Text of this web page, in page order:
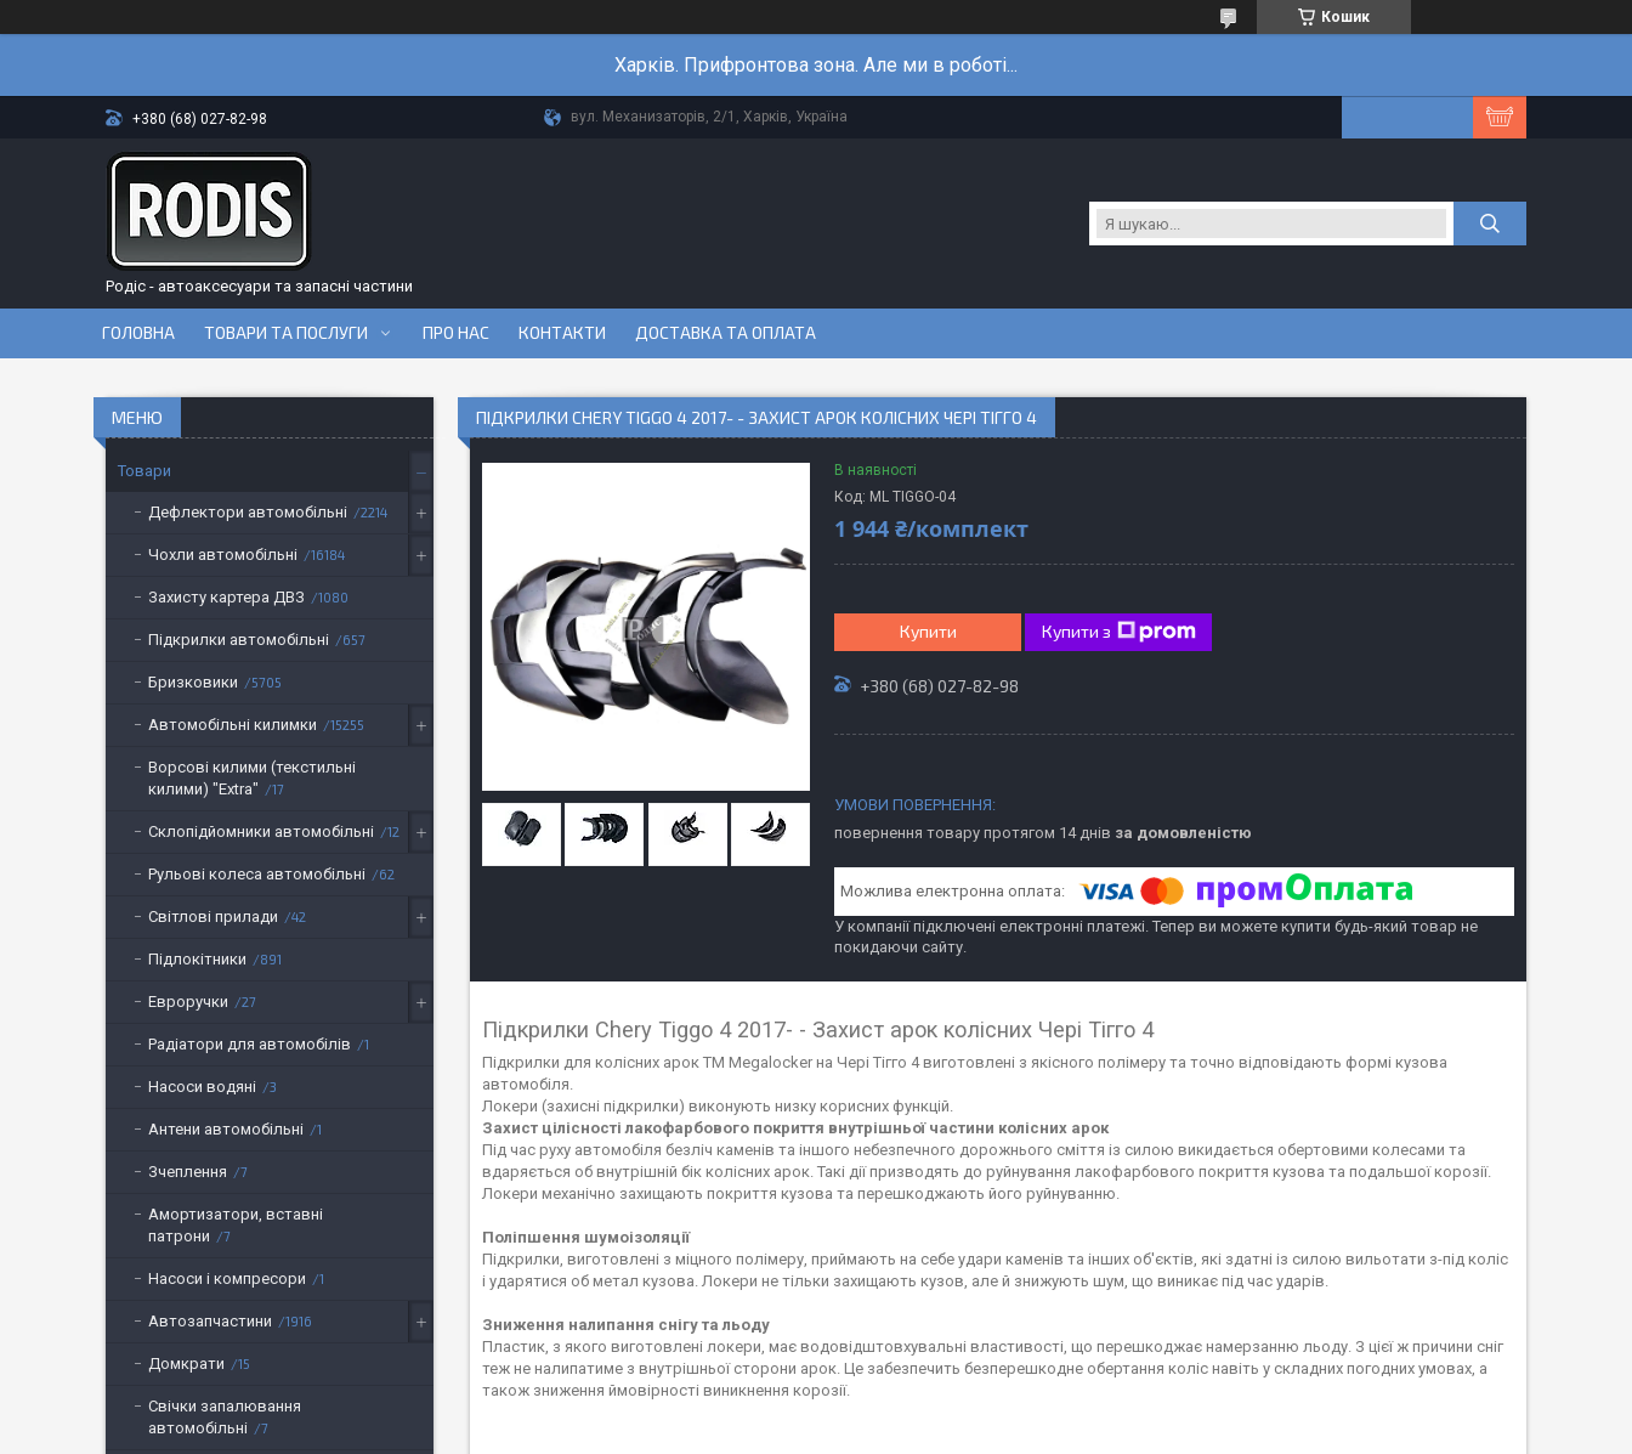
Кошик
Харків. Прифронтова зона. Але ми в роботі...
+380 (68) 027-82-98 вул. Механизаторів, 2/1, Харків, Україна
Родіс - автоаксесуари та запасні частини
ГОЛОВНА ТОВАРИ ТА ПОСЛУГИ ПРО НАС КОНТАКТИ ДОСТАВКА ТА ОПЛАТА
ПІДКРИЛКИ CHERY TIGGO 4 2017- - ЗАХИСТ АРОК КОЛІСНИХ ЧЕРІ ТІГГО 4
В наявності
Код: ML TIGGO-04
1 944 ₴/комплект
Купити Купити з
+380 (68) 027-82-98
повернення товару протягом 14 днів за домовленістю
У компанії підключені електронні платежі. Тепер ви можете купити будь-який товар не
покидаючи сайту.
Підкрилки Chery Tiggo 4 2017- - Захист арок колісних Чері Тігго 4
Підкрилки для колісних арок ТМ Megalocker на Чері Тігго 4 виготовлені з якісного полімеру та точно відповідають формі кузова
автомобіля.
Локери (захисні підкрилки) виконують низку корисних функцій.
Захист цілісності лакофарбового покриття внутрішньої частини колісних арок
Під час руху автомобіля безліч каменів та іншого небезпечного дорожнього сміття із силою викидається обертовими колесами та
вдаряється об внутрішній бік колісних арок. Такі дії призводять до руйнування лакофарбового покриття кузова та подальшої корозії.
Локери механічно захищають покриття кузова та перешкоджають його руйнуванню.
Поліпшення шумоізоляції
Підкрилки, виготовлені з міцного полімеру, приймають на себе удари каменів та інших об'єктів, які здатні із силою вильотати з-під коліс
і ударятися об метал кузова. Локери не тільки захищають кузов, але й знижують шум, що виникає під час ударів.
Зниження налипання снігу та льоду
Пластик, з якого виготовлені локери, має водовідштовхувальні властивості, що перешкоджає намерзанню льоду. З цієї ж причини сніг
теж не налипатиме з внутрішньої сторони арок. Це забезпечить безперешкодне обертання коліс навіть у складних погодних умовах, а
також зниження ймовірності виникнення корозії.
Товари
Дефлектори автомобільні 2214
Чохли автомобільні 16184
Захисту картера ДВЗ 1080
Підкрилки автомобільні 657
Бризковики 5705
Автомобільні килимки 15255
Ворсові килими (текстильні
килими) "Extra"
17
Склопідйомники автомобільні 12
Рульові колеса автомобільні 62
Світлові прилади 42
Підлокітники 891
Евроручки 27
Радіатори для автомобілів 1
Насоси водяні 3
Антени автомобільні 1
Зчеплення 7
Амортизатори, вставні
патрони
7
Насоси і компресори 1
Автозапчастини 1916
Домкрати 15
Свічки запалювання
автомобільні
7